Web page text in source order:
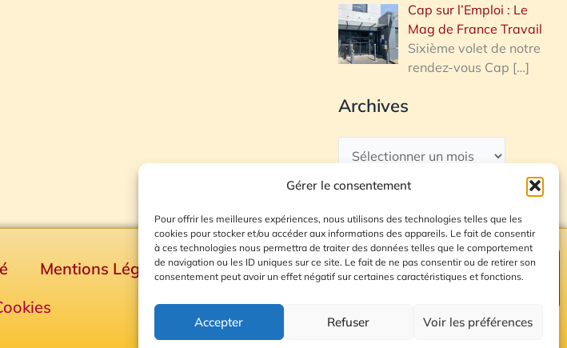
Gérer le consentement
Pour offrir les meilleures expériences, nous utilisons des technologies telles que les
cookies pour stocker et/ou accéder aux informations des appareils. Le fait de consentir
à ces technologies nous permettra de traiter des données telles que le comportement
de navigation ou les ID uniques sur ce site. Le fait de ne pas consentir ou de retirer son
consentement peut avoir un effet négatif sur certaines caractéristiques et fonctions.
Accepter Refuser Voir les préférences
Cap sur l’Emploi : Le
Mag de France Travail
Sixième volet de notre
rendez-vous Cap […]
Archives
Mentions Légales
Plan du site